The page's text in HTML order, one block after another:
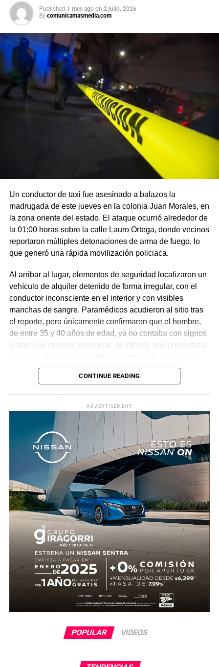
Published 1 mes ago on 2 julio, 2026
By comunicamasmedia.com
Un conductor de taxi fue asesinado a balazos la
madrugada de este jueves en la colonia Juan Morales, en
la zona oriente del estado. El ataque ocurrió alrededor de
la 01:00 horas sobre la calle Lauro Ortega, donde vecinos
reportaron múltiples detonaciones de arma de fuego, lo
que generó una rápida movilización policiaca.
Al arribar al lugar, elementos de seguridad localizaron un
vehículo de alquiler detenido de forma irregular, con el
conductor inconsciente en el interior y con visibles
manchas de sangre. Paramédicos acudieron al sitio tras
el reporte, pero únicamente confirmaron que el hombre,
de entre 35 y 40 años de edad, ya no contaba con signos
vitales. De manera preliminar, se informó que presentaba
puerta del lado del conductor.
realizaron las diligencias correspondientes y el
levantamiento del cuerpo. Hasta el momento no se
cuenta con información sobre los agresores, y el cadáver
fue trasladado al Servicio Médico Forense en espera de
ser identificado, en tanto continúan las investigaciones.
CONTINUE READING
ADVERTISEMENT
POPULAR VIDEOS